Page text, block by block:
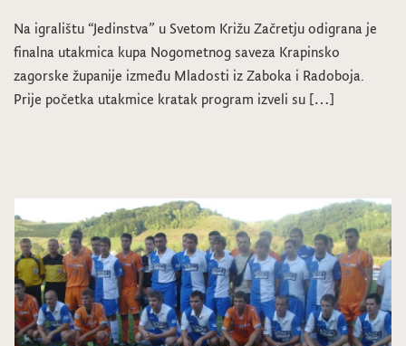
Na igralištu “Jedinstva” u Svetom Križu Začretju odigrana je
finalna utakmica kupa Nogometnog saveza Krapinsko
zagorske županije između Mladosti iz Zaboka i Radoboja.
Prije početka utakmice kratak program izveli su […]